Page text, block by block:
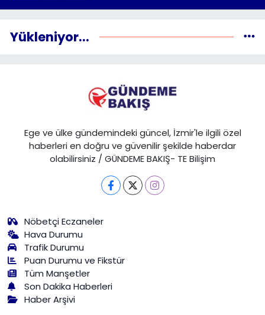
Yükleniyor...
Ege ve ülke gündemindeki güncel, İzmir'le ilgili özel
haberleri en doğru ve güvenilir şekilde haberdar
olabilirsiniz / GÜNDEME BAKIŞ- TE Bilişim
Nöbetçi Eczaneler
Hava Durumu
Trafik Durumu
Puan Durumu ve Fikstür
Tüm Manşetler
Son Dakika Haberleri
Haber Arşivi